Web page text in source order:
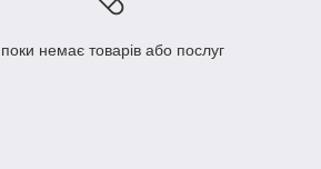
немає товарів або послуг